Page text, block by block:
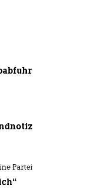
Partei